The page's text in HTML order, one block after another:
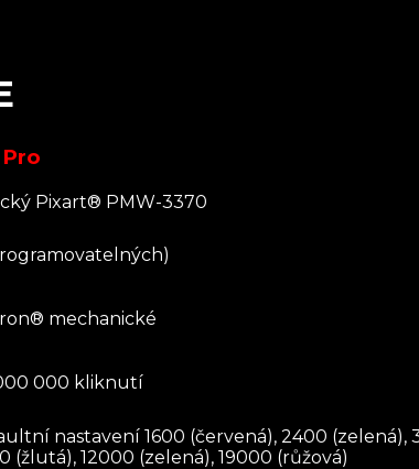
Pixart® PMW-3370
mechanické
000 kliknutí
nastavení 1600 (červená), 2400 (zelená),
(žlutá), 12000 (zelená), 19000 (růžová)